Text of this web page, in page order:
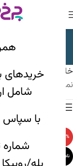
شامل
با سپاس
خانه ظروف پخت و پز
نمایش 1–12 از 18 نتیجه
-12%
ناموجود